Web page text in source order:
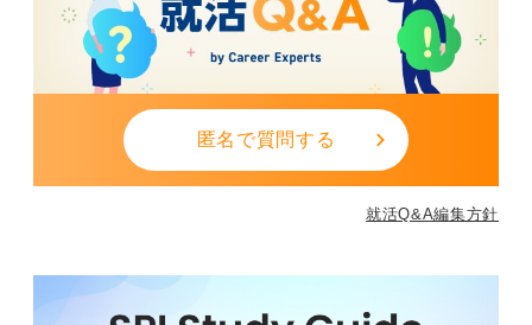
匿名で質問する
就活Q&A編集方針